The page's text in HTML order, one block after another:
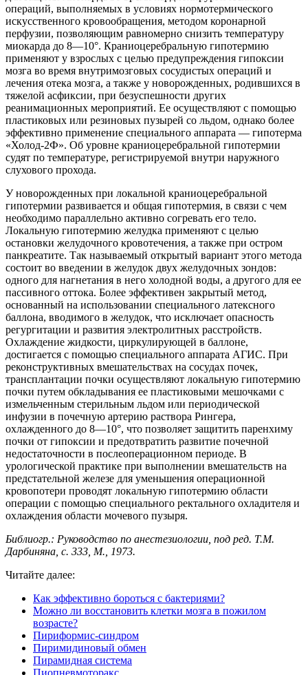
операций, выполняемых в условиях нормотермического
искусственного кровообращения, методом коронарной
перфузии, позволяющим равномерно снизить температуру
миокарда до 8—10°. Краниоцеребральную гипотермию
применяют у взрослых с целью предупреждения гипоксии
мозга во время внутримозговых сосудистых операций и
лечения отека мозга, а также у новорожденных, родившихся в
тяжелой асфиксии, при безуспешности других
реанимационных мероприятий. Ее осуществляют с помощью
пластиковых или резиновых пузырей со льдом, однако более
эффективно применение специального аппарата — гипотерма
«Холод-2Ф». Об уровне краниоцеребральной гипотермии
судят по температуре, регистрируемой внутри наружного
слухового прохода.
У новорожденных при локальной краниоцеребральной
гипотермии развивается и общая гипотермия, в связи с чем
необходимо параллельно активно согревать его тело.
Локальную гипотермию желудка применяют с целью
остановки желудочного кровотечения, а также при остром
панкреатите. Так называемый открытый вариант этого метода
состоит во введении в желудок двух желудочных зондов:
одного для нагнетания в него холодной воды, а другого для ее
пассивного оттока. Более эффективен закрытый метод,
основанный на использовании специального латексного
баллона, вводимого в желудок, что исключает опасность
регургитации и развития электролитных расстройств.
Охлаждение жидкости, циркулирующей в баллоне,
достигается с помощью специального аппарата АГИС. При
реконструктивных вмешательствах на сосудах почек,
трансплантации почки осуществляют локальную гипотермию
почки путем обкладывания ее пластиковыми мешочками с
измельченным стерильным льдом или периодической
инфузии в почечную артерию раствора Рингера,
охлажденного до 8—10°, что позволяет защитить паренхиму
почки от гипоксии и предотвратить развитие почечной
недостаточности в послеоперационном периоде. В
урологической практике при выполнении вмешательств на
предстательной железе для уменьшения операционной
кровопотери проводят локальную гипотермию области
операции с помощью специального ректального охладителя и
охлаждения области мочевого пузыря.
Библиогр.: Руководство по анестезиологии, под ред. Т.М.
Дарбиняна, с. 333, М., 1973.
Читайте далее:
Как эффективно бороться с бактериями?
Можно ли восстановить клетки мозга в пожилом
возрасте?
Пириформис-синдром
Пиримидиновый обмен
Пирамидная система
Пиопневмоторакс